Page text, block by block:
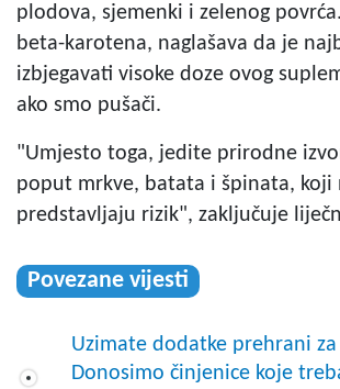
plodova, sjemenki i zelenog
beta-karotena, naglašava da je
izbjegavati visoke doze ovog
ako smo pušači.
"Umjesto toga, jedite prirodne
poput mrkve, batata i špinata, koji
predstavljaju rizik", zaključuje
Povezane vijesti
Uzimate dodatke prehrani za
Donosimo činjenice koje